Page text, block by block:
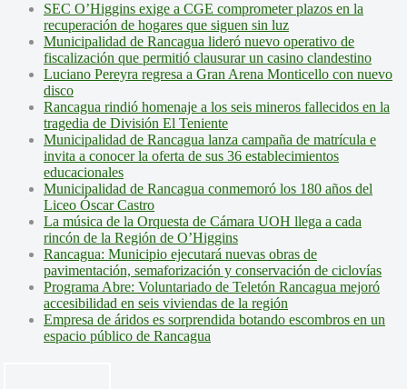
SEC O’Higgins exige a CGE comprometer plazos en la
recuperación de hogares que siguen sin luz
Municipalidad de Rancagua lideró nuevo operativo de
fiscalización que permitió clausurar un casino clandestino
Luciano Pereyra regresa a Gran Arena Monticello con nuevo
disco
Rancagua rindió homenaje a los seis mineros fallecidos en la
tragedia de División El Teniente
Municipalidad de Rancagua lanza campaña de matrícula e
invita a conocer la oferta de sus 36 establecimientos
educacionales
Municipalidad de Rancagua conmemoró los 180 años del
Liceo Óscar Castro
La música de la Orquesta de Cámara UOH llega a cada
rincón de la Región de O’Higgins
Rancagua: Municipio ejecutará nuevas obras de
pavimentación, semaforización y conservación de ciclovías
Programa Abre: Voluntariado de Teletón Rancagua mejoró
accesibilidad en seis viviendas de la región
Empresa de áridos es sorprendida botando escombros en un
espacio público de Rancagua